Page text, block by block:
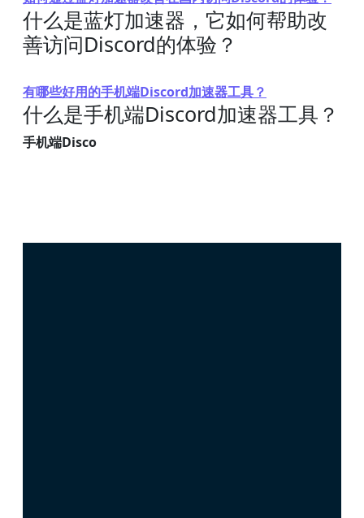
什么是蓝灯加速器，它如何帮助改
善访问Discord的体验？
有哪些好用的手机端Discord加速器工具？
什么是手机端Discord加速器工具？
手机端Disco